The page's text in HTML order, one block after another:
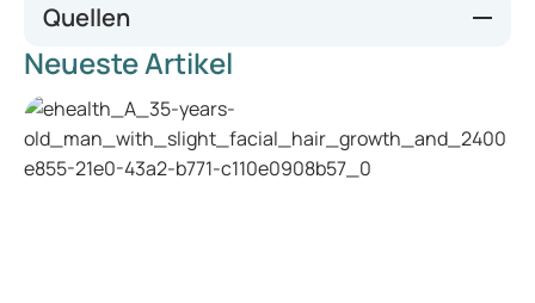
Quellen
Aroundtheglobe.nl
PlusOnline
Zweefvliegopleiding.nl
Apotheken-Umschau
Neueste Artikel